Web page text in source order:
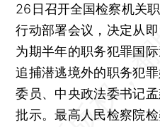
26日召开全国检察机关
行动部署会议，决定从
为期半年的职务犯罪国
追捕潜逃境外的职务犯
委员、中央政法委书记
批示。最高人民检察院